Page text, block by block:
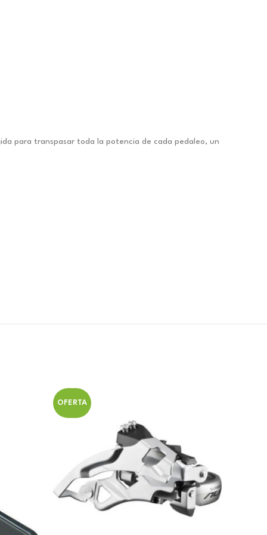
para transpasar toda la potencia de cada pedaleo, un
OFERTA